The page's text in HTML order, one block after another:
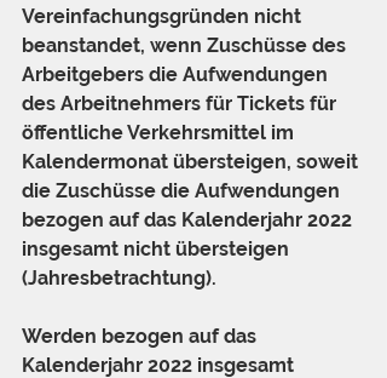
Vereinfachungsgründen nicht
beanstandet, wenn Zuschüsse des
Arbeitgebers die Aufwendungen
des Arbeitnehmers für Tickets für
öffentliche Verkehrsmittel im
Kalendermonat übersteigen, soweit
die Zuschüsse die Aufwendungen
bezogen auf das Kalenderjahr 2022
insgesamt nicht übersteigen
(Jahresbetrachtung).
Werden bezogen auf das
Kalenderjahr 2022 insgesamt